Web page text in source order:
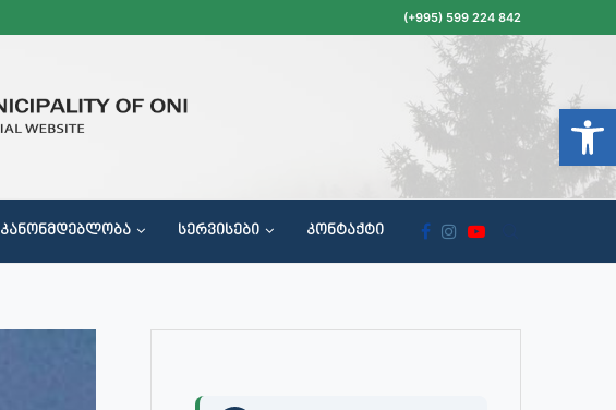
(+995) 599 224 842
ᲙᲐᲜᲝᲜᲛᲓᲔᲑᲚᲝᲑᲐ ᲡᲔᲠᲕᲘᲡᲔᲑᲘ ᲙᲝᲜᲢᲐᲥᲢᲘ